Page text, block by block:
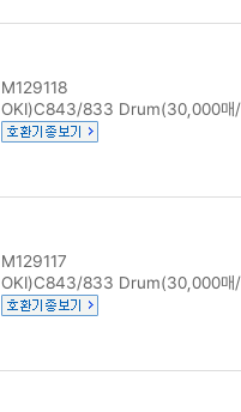
M129118
OKI)C843/833 Drum(30,000매/
M129117
OKI)C843/833 Drum(30,000매/